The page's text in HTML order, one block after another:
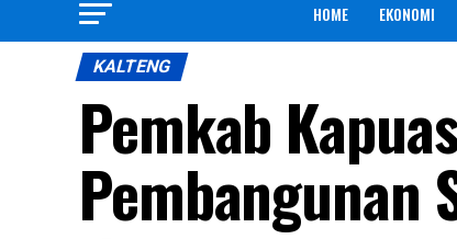
HOME EKONOMI
KALTENG
Pemkab
Pembangunan